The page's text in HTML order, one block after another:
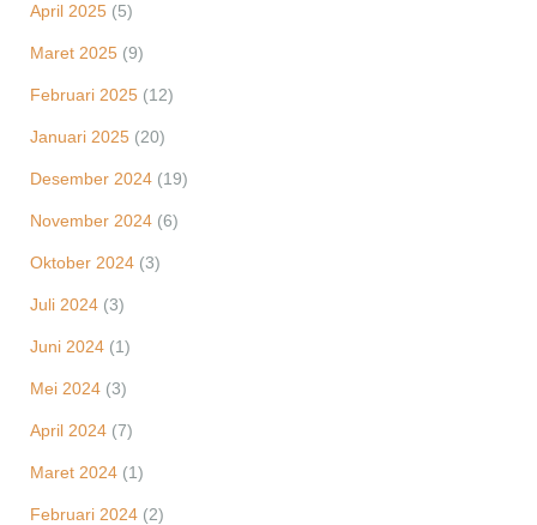
April 2025 (5)
Maret 2025 (9)
Februari 2025 (12)
Januari 2025 (20)
Desember 2024 (19)
November 2024 (6)
Oktober 2024 (3)
Juli 2024 (3)
Juni 2024 (1)
Mei 2024 (3)
April 2024 (7)
Maret 2024 (1)
Februari 2024 (2)